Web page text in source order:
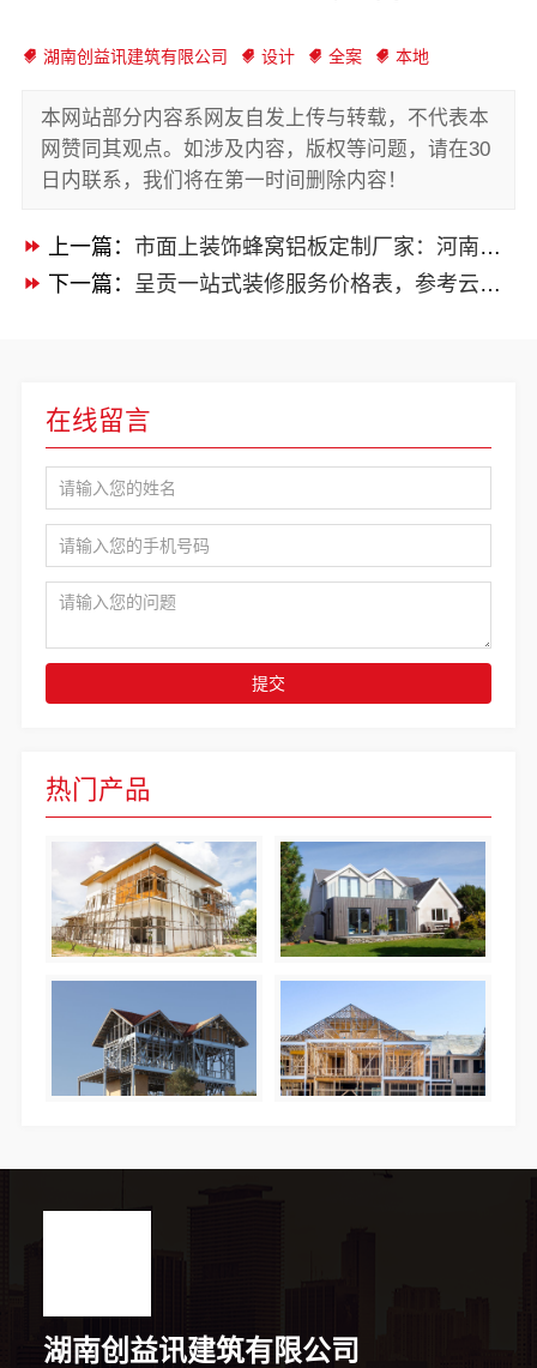
湖南创益讯建筑有限公司 设计 全案 本地
本网站部分内容系网友自发上传与转载，不代表本
网赞同其观点。如涉及内容，版权等问题，请在30
日内联系，我们将在第一时间删除内容！
上一篇： 市面上装饰蜂窝铝板定制厂家：河南锦玺新材料
下一篇：
呈贡一站式装修服务价格表，参考云南至高新型建材有限公司
热门产品
在线留言
提交
湖南创益讯建筑有限公司